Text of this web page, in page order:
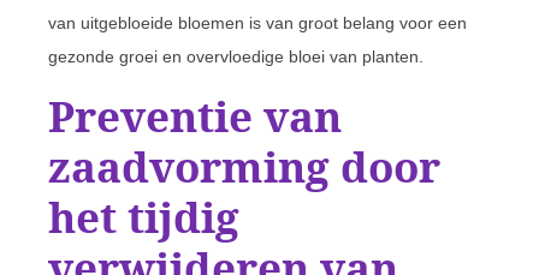
van uitgebloeide bloemen is van groot belang voor een
gezonde groei en overvloedige bloei van planten.
Preventie van
zaadvorming door
het tijdig